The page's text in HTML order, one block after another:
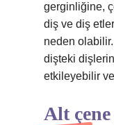
gerginliğine,
diş ve diş
neden
dişteki
etkileyebilir
Alt